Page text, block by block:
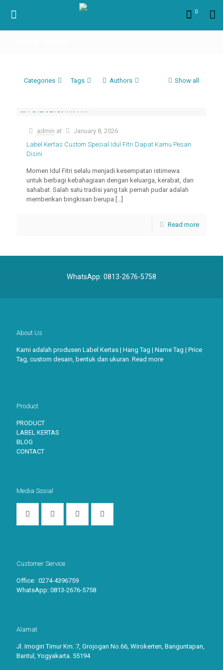
0
Categories Tags Authors Show all
admin at
January 8, 2026
Label Kertas Custom Spesial Idul Fitri Dapat Kamu Pesan
Disini
Momen Idul Fitri selalu menjadi kesempatan istimewa
untuk berbagi kebahagiaan dengan keluarga, kerabat, dan
sahabat. Salah satu tradisi yang tak pernah pudar adalah
memberikan bingkisan berupa […]
Read more
WhatsApp: 0813-2676-5758
About Us
Kami adalah produsen Label Kertas | Hang Tag | Name Tag | Price
Tag, custom desain, bentuk dan ukuran. Read more
Product
PRODUCT
LABEL KERTAS
BLOG
CONTACT
Media Sosial
Customer Service
Office: 0274-4396759
WhatsApp: 0813-2676-5758
Alamat
Jl. Imogiri Timur Km. 7, Grojogan No.66, Wirokerten, Banguntapan,
Bantul, Yogyakarta. 55194